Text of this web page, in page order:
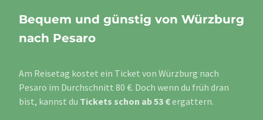
Bequem und günstig von Würzburg
nach Pesaro
Am Reisetag kostet ein Ticket von Würzburg nach
Pesaro im Durchschnitt 80 €. Doch wenn du früh dran
bist, kannst du Tickets schon ab 53 €ergattern.